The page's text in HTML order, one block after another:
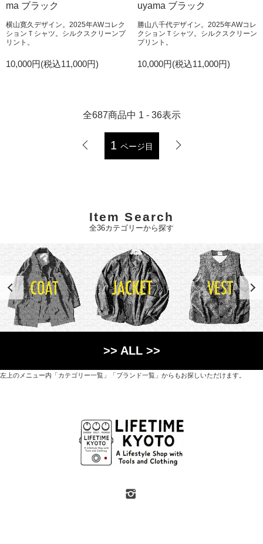
ma ブラック
横山寛久デザイン。2025年AWコレク
ションＴシャツ。シルクスクリーンプ
リント。
10,000円(税込11,000円)
uyama ブラック
勝山八千代デザイン。2025年AWコレ
クションＴシャツ。シルクスクリーン
プリント。
10,000円(税込11,000円)
全687商品中 1 - 36表示
1 ページ目
Item Search
全36カテゴリーから探す
>> ALL >>
左上のメニュー内「カテゴリー一覧」「ブランド一覧」からもお探しいただけます。
オリジナルを含むファッションアイテムが中心の
京都・紫野にあるライフスタイルショップです。
京都府京都市北区紫野上築山町21（1階と2階）
定休日 / 水・日曜